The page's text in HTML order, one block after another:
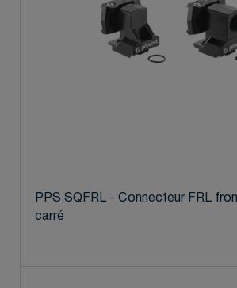
PPS SQFRL - Connecteur FRL
carré